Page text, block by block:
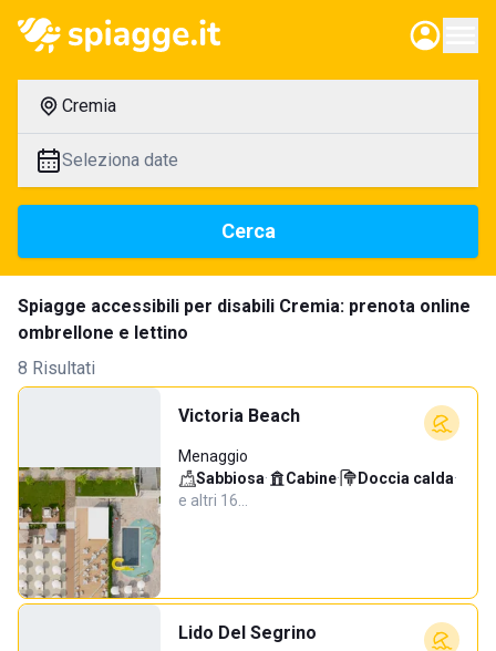
Cremia
Seleziona date
Cerca
Spiagge accessibili per disabili Cremia: prenota online
ombrellone e lettino
8 Risultati
Victoria Beach
Menaggio
Sabbiosa· Cabine· Doccia calda·
e altri 16…
Lido Del Segrino